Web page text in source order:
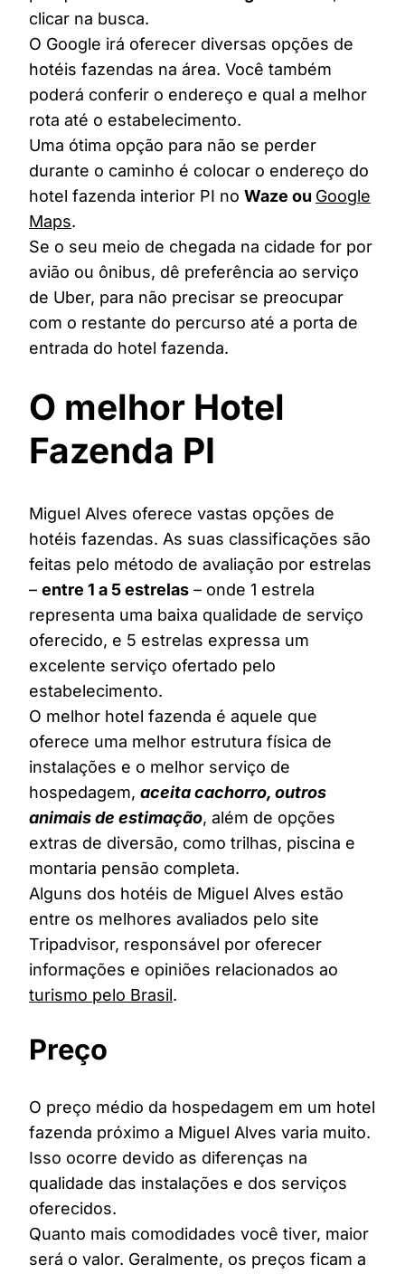
clicar na busca.
O Google irá oferecer diversas opções de
hotéis fazendas na área. Você também
poderá conferir o endereço e qual a melhor
rota até o estabelecimento.
Uma ótima opção para não se perder
durante o caminho é colocar o endereço do
hotel fazenda interior PI no Waze ou Google
Maps.
Se o seu meio de chegada na cidade for por
avião ou ônibus, dê preferência ao serviço
de Uber, para não precisar se preocupar
com o restante do percurso até a porta de
entrada do hotel fazenda.
O melhor Hotel
Fazenda PI
Miguel Alves oferece vastas opções de
hotéis fazendas. As suas classificações são
feitas pelo método de avaliação por estrelas
– entre 1 a 5 estrelas – onde 1 estrela
representa uma baixa qualidade de serviço
oferecido, e 5 estrelas expressa um
excelente serviço ofertado pelo
estabelecimento.
O melhor hotel fazenda é aquele que
oferece uma melhor estrutura física de
instalações e o melhor serviço de
hospedagem, aceita cachorro, outros
animais de estimação, além de opções
extras de diversão, como trilhas, piscina e
montaria pensão completa.
Alguns dos hotéis de Miguel Alves estão
entre os melhores avaliados pelo site
Tripadvisor, responsável por oferecer
informações e opiniões relacionados ao
turismo pelo Brasil.
Preço
O preço médio da hospedagem em um hotel
fazenda próximo a Miguel Alves varia muito.
Isso ocorre devido as diferenças na
qualidade das instalações e dos serviços
oferecidos.
Quanto mais comodidades você tiver, maior
será o valor. Geralmente, os preços ficam a